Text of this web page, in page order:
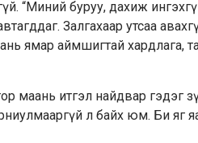
“Миний буруу, дахиж
Залгахаар утсаа
ямар аймшигтай хардлага,
маань итгэл найдвар гэдэг
л байх юм. Би яг